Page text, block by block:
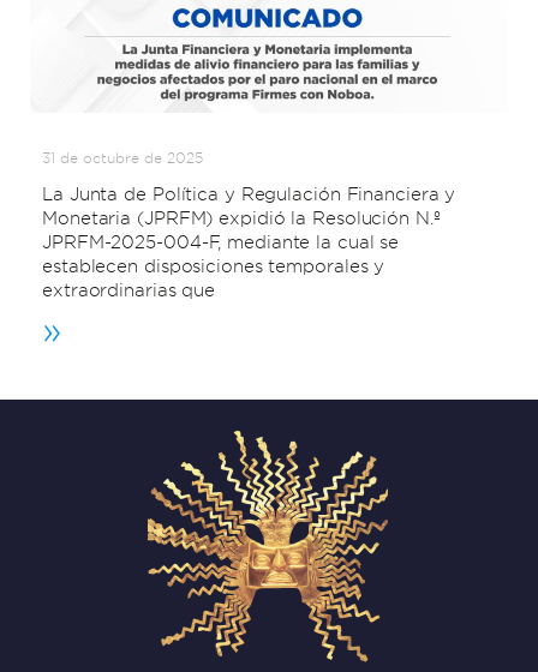
31 de octubre de 2025
La Junta de Política y Regulación Financiera y
Monetaria (JPRFM) expidió la Resolución N.º
JPRFM-2025-004-F, mediante la cual se
establecen disposiciones temporales y
extraordinarias que
»